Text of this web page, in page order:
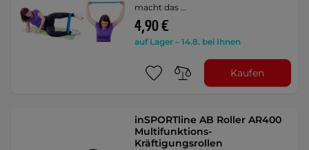
macht das …
4,90 €
auf Lager – 14.8. bei Ihnen
Kaufen
inSPORTline AB Roller AR400
Multifunktions-
Kräftigungsrollen